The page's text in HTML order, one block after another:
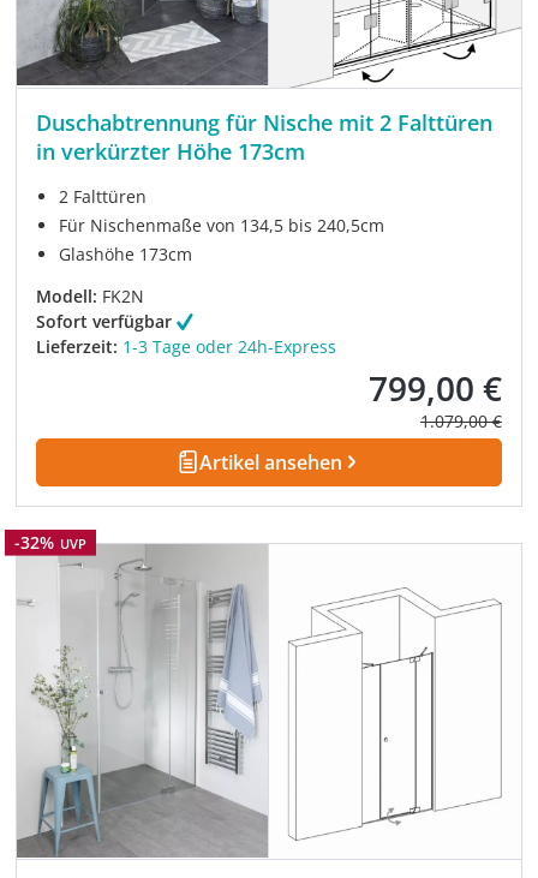
Duschabtrennung für Nische mit 2 Falttüren
in verkürzter Höhe 173cm
2 Falttüren
Für Nischenmaße von 134,5 bis 240,5cm
Glashöhe 173cm
Modell: FK2N
Sofort verfügbar
Lieferzeit: 1-3 Tage oder 24h-Express
Verkaufspreis:
799,00 €
Regulärer
1.079,00 €
Artikel ansehen
Rabatt
-32% UVP